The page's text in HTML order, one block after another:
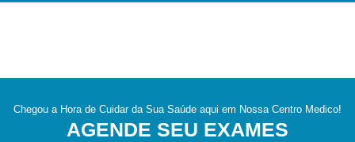
Chegou a Hora de Cuidar da Sua Saúde aqui em Nossa Centro Medico!
AGENDE SEU EXAMES